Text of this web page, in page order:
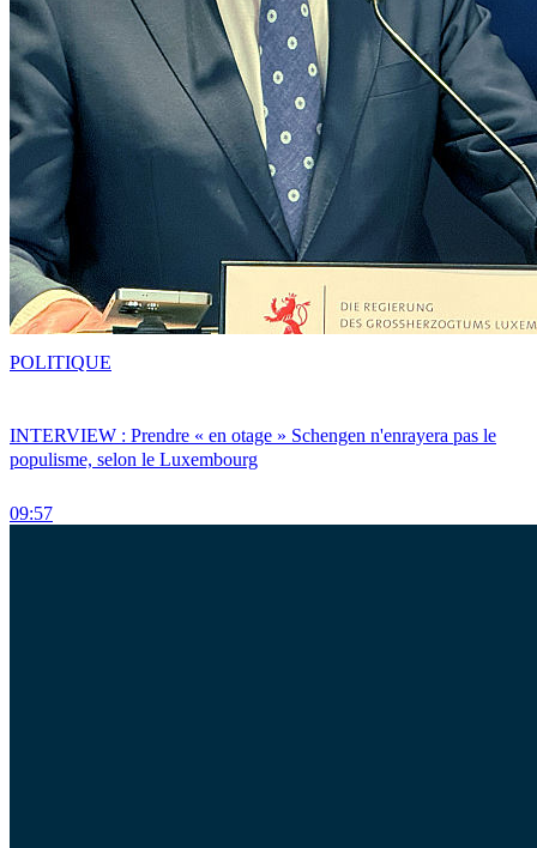
INTERVIEW : Prendre « en otage » Schengen n'enrayera pas le
populisme, selon le Luxembourg
09:57
POLITIQUE